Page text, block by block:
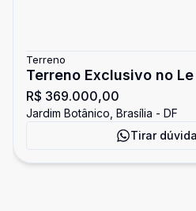
Terreno
Terreno Exclusivo no
Résidence | 413 m² |
Aprovado e Alvará de
R$ 369.000,00
Jardim Botânico, Brasília - DF
Tirar